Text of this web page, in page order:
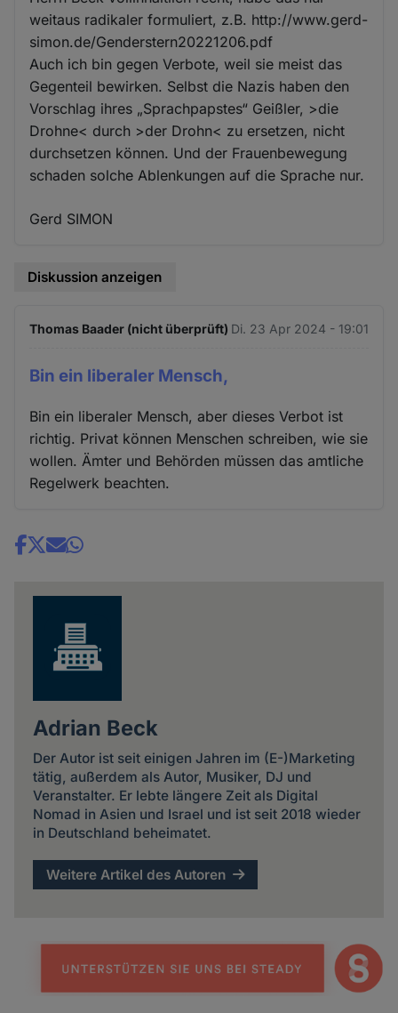
weitaus radikaler formuliert, z.B. http://www.gerd-
simon.de/Genderstern20221206.pdf
Auch ich bin gegen Verbote, weil sie meist das
Gegenteil bewirken. Selbst die Nazis haben den
Vorschlag ihres „Sprachpapstes“ Geißler, >die
Drohne< durch >der Drohn< zu ersetzen, nicht
durchsetzen können. Und der Frauenbewegung
schaden solche Ablenkungen auf die Sprache nur.
Gerd SIMON
Diskussion anzeigen
Thomas Baader (nicht überprüft) Di. 23 Apr 2024 - 19:01
Bin ein liberaler Mensch,
Bin ein liberaler Mensch, aber dieses Verbot ist
richtig. Privat können Menschen schreiben, wie sie
wollen. Ämter und Behörden müssen das amtliche
Regelwerk beachten.
Share
Adrian Beck
Der Autor ist seit einigen Jahren im (E-)Marketing
tätig, außerdem als Autor, Musiker, DJ und
Veranstalter. Er lebte längere Zeit als Digital
Nomad in Asien und Israel und ist seit 2018 wieder
in Deutschland beheimatet.
Weitere Artikel des Autoren